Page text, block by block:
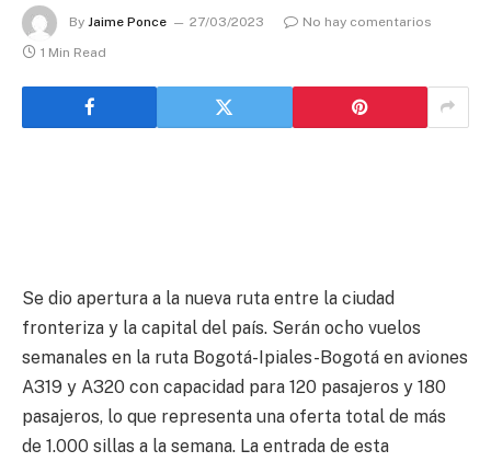
By Jaime Ponce 27/03/2023
No hay comentarios
1 Min Read
Se dio apertura a la nueva ruta entre la ciudad
fronteriza y la capital del país. Serán ocho vuelos
semanales en la ruta Bogotá-Ipiales-Bogotá en aviones
A319 y A320 con capacidad para 120 pasajeros y 180
pasajeros, lo que representa una oferta total de más
de 1.000 sillas a la semana. La entrada de esta